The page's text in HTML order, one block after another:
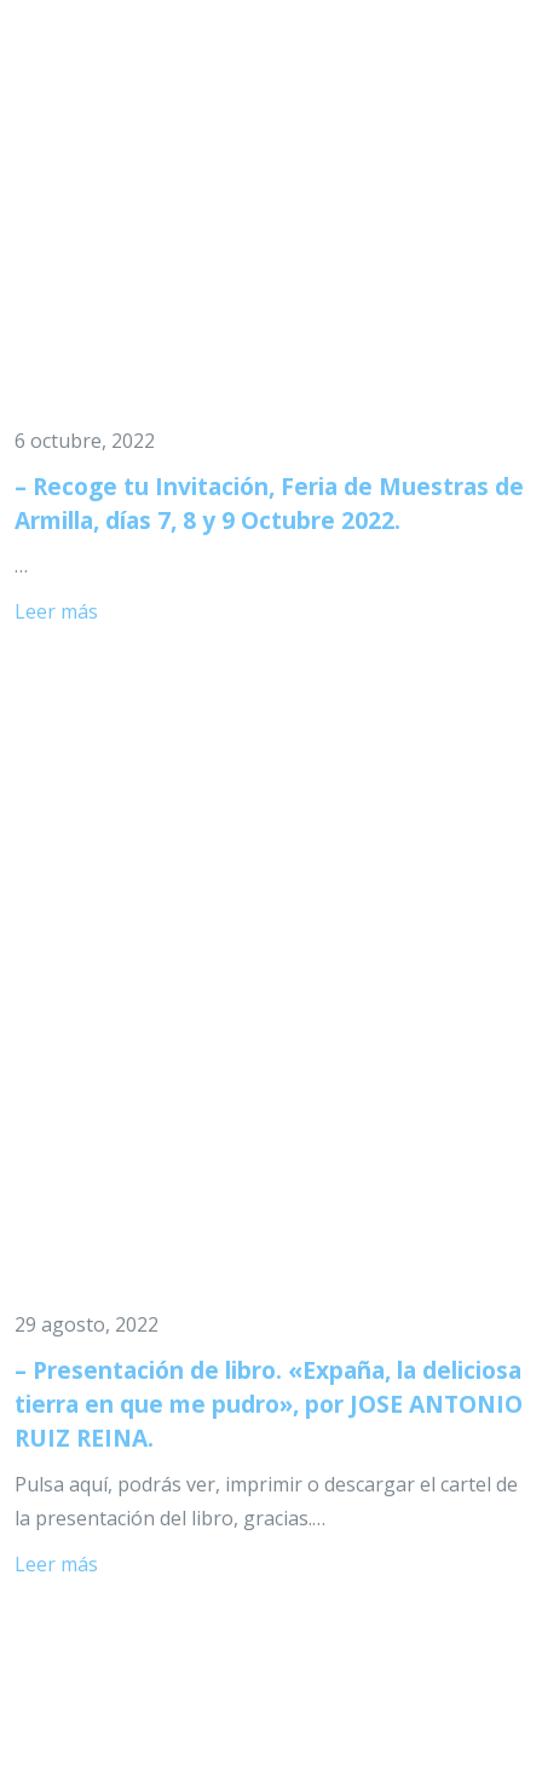
6 octubre, 2022
– Recoge tu Invitación, Feria de Muestras de
Armilla, días 7, 8 y 9 Octubre 2022.
…
Leer más
29 agosto, 2022
– Presentación de libro. «Expaña, la deliciosa
tierra en que me pudro», por JOSE ANTONIO
RUIZ REINA.
Pulsa aquí, podrás ver, imprimir o descargar el cartel de
la presentación del libro, gracias.…
Leer más